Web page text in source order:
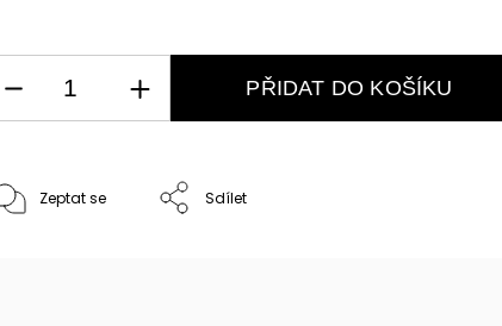
PŘIDAT DO KOŠÍKU
Zeptat se Sdílet